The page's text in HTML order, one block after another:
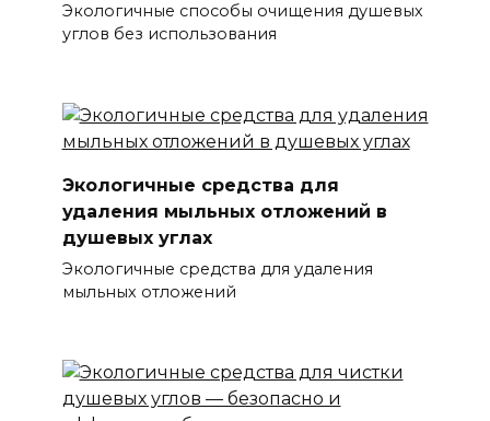
Экологичные способы очищения душевых
углов без использования
Экологичные средства для
удаления мыльных отложений в
душевых углах
Экологичные средства для удаления
мыльных отложений